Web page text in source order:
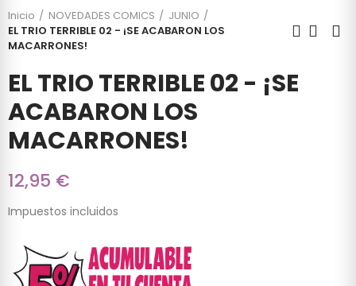
Inicio NOVEDADES COMICS
JUNIO
EL TRIO TERRIBLE 02 - ¡SE ACABARON LOS
MACARRONES!
EL TRIO TERRIBLE 02 - ¡SE
ACABARON LOS
MACARRONES!
12,95 €
Impuestos incluidos